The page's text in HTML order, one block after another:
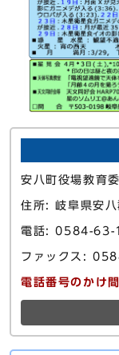
安八町役場教育
住所: 岐阜県安
電話: 0584-63-
ファックス:
電話番号のかけ